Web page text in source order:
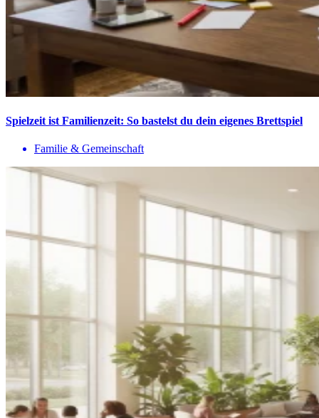
Spielzeit ist Familienzeit: So bastelst du dein eigenes Brettspiel
Familie & Gemeinschaft